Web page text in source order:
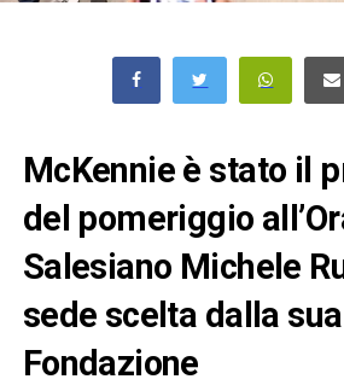
McKennie è stato il
del pomeriggio
Salesiano Michele
sede scelta dalla sua
Fondazione